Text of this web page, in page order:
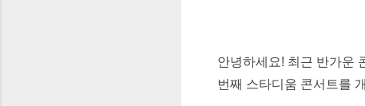
안녕하세요! 최근 반가운
번째 스타디움 콘서트를